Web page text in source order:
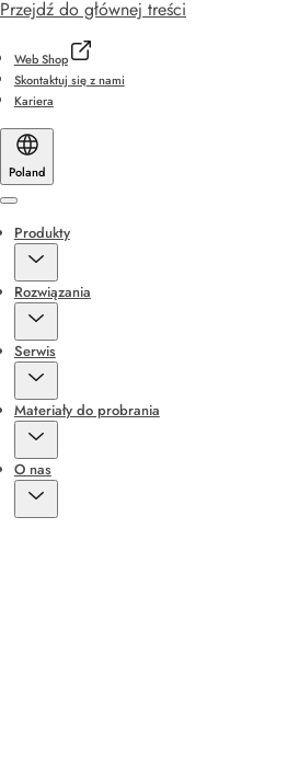
Przejdź do głównej treści
Web Shop
Skontaktuj się z nami
Kariera
Poland
Menu
Produkty
Rozwiązania
Serwis
Materiały do probrania
O nas